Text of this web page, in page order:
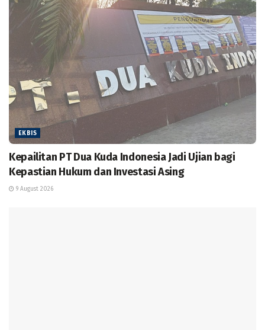
EKBIS
Kepailitan PT Dua Kuda Indonesia Jadi Ujian bagi
Kepastian Hukum dan Investasi Asing
9 August 2026